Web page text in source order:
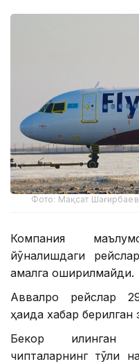
Фото: Мақсат
Компания
йўналишдаги
амалга оширилмайди.
Аввалроқ рейслар
ҳақида хабар берилган
Бекор қилинган
чипталарнинг тўлиқ